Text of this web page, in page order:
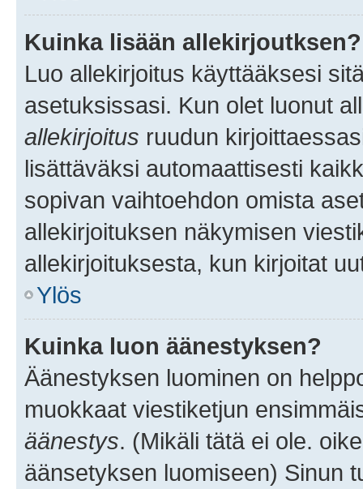
Kuinka lisään allekirjoutksen?
Luo allekirjoitus käyttääksesi
asetuksissasi. Kun olet luonut
allekirjoitus ruudun
lisättäväksi automaattisesti
sopivan vaihtoehdon omista
allekirjoituksen näkymisen
allekirjoituksesta, kun kirjoitat
Ylös
Kuinka luon äänestyksen?
Äänestyksen luominen on
muokkaat viestiketjun
äänestys. (Mikäli tätä ei ole.
äänsetyksen luomiseen) Sinun